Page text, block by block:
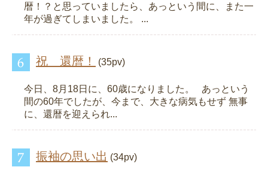
暦！？と思っていましたら、あっという間に、また一
年が過ぎてしまいました。 ...
祝 還暦！ (35pv)
今日、8月18日に、60歳になりました。 あっという
間の60年でしたが、今まで、大きな病気もせず 無事
に、還暦を迎えられ...
振袖の思い出 (34pv)